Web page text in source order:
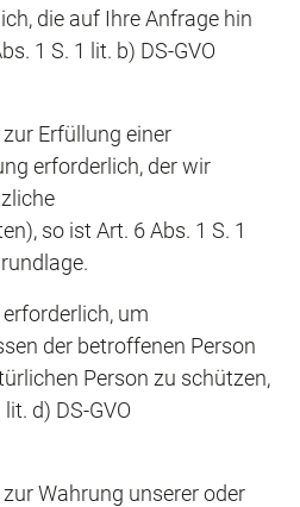
die auf Ihre Anfrage hin
1 S. 1 lit. b) DS-GVO
Erfüllung einer
erforderlich, der wir
so ist Art. 6 Abs. 1 S. 1
um
der betroffenen Person
Person zu schützen,
d) DS-GVO
Wahrung unserer oder